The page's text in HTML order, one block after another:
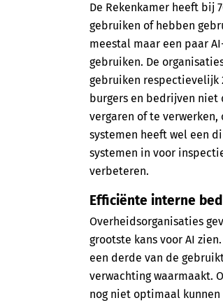
De Rekenkamer heeft bij
gebruiken of hebben
meestal maar een paar
gebruiken. De
gebruiken respectievelijk
burgers en bedrijven niet
vergaren of te
systemen heeft wel een
systemen in voor
verbeteren.
Efficiënte interne
Overheidsorganisaties
grootste kans voor AI
een derde van de
verwachting waarmaakt.
nog niet optimaal